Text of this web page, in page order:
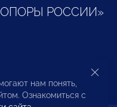
РОССИИ»
и
нам понять,
Ознакомиться с